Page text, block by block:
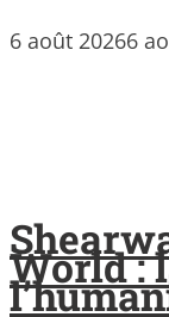
6 août 20266
World :